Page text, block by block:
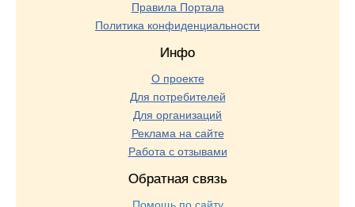
Правила Портала
Политика конфиденциальности
Инфо
О проекте
Для потребителей
Для организаций
Реклама на сайте
Работа с отзывами
Обратная связь